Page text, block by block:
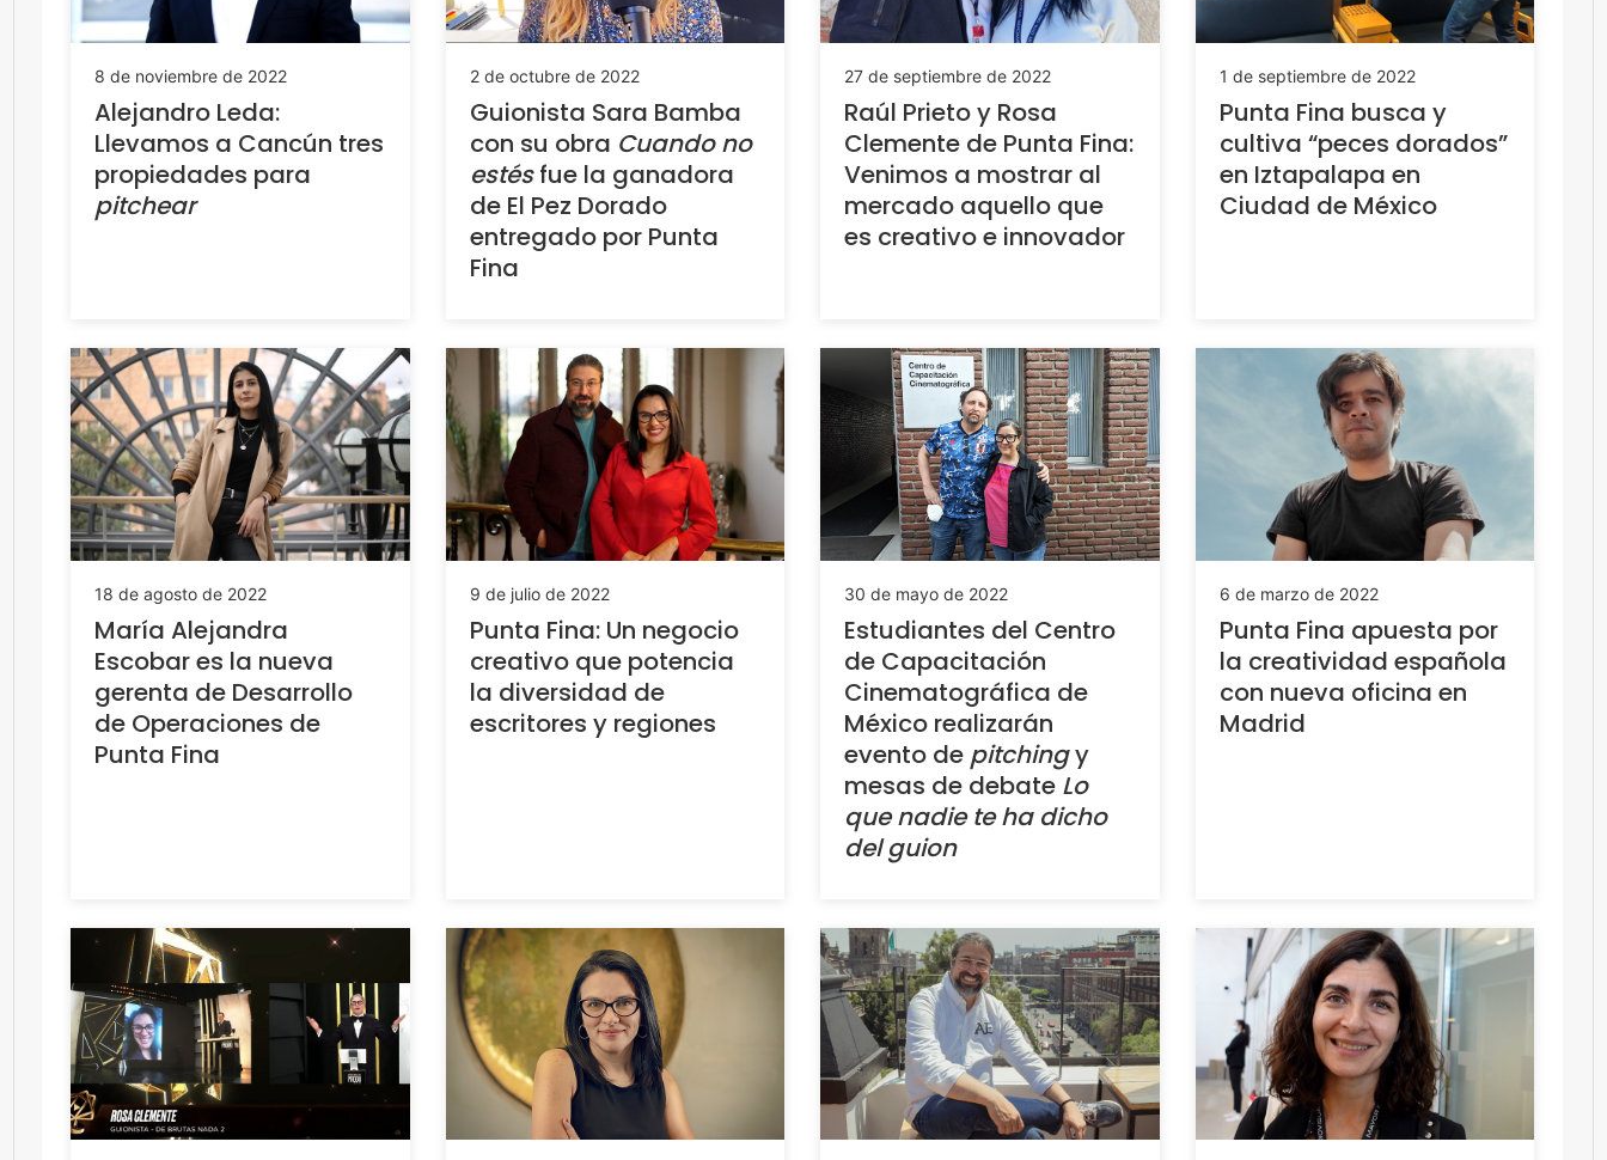
8 de noviembre de 2022
Alejandro Leda:
Llevamos a Cancún tres
propiedades para
pitchear
2 de octubre de 2022
Guionista Sara Bamba
con su obra Cuando no
estésfue la ganadora
de El Pez Dorado
entregado por Punta
Fina
27 de septiembre de 2022
Raúl Prieto y Rosa
Clemente de Punta Fina:
Venimos a mostrar al
mercado aquello que
es creativo e innovador
1 de septiembre de 2022
Punta Fina busca y
cultiva “peces dorados”
en Iztapalapa en
Ciudad de México
18 de agosto de 2022
María Alejandra
Escobar es la nueva
gerenta de Desarrollo
de Operaciones de
Punta Fina
9 de julio de 2022
Punta Fina: Un negocio
creativo que potencia
la diversidad de
escritores y regiones
30 de mayo de 2022
Estudiantes del Centro
de Capacitación
Cinematográfica de
México realizarán
evento de pitchingy
mesas de debate Lo
que nadie te ha dicho
del guion
6 de marzo de 2022
Punta Fina apuesta por
la creatividad española
con nueva oficina en
Madrid